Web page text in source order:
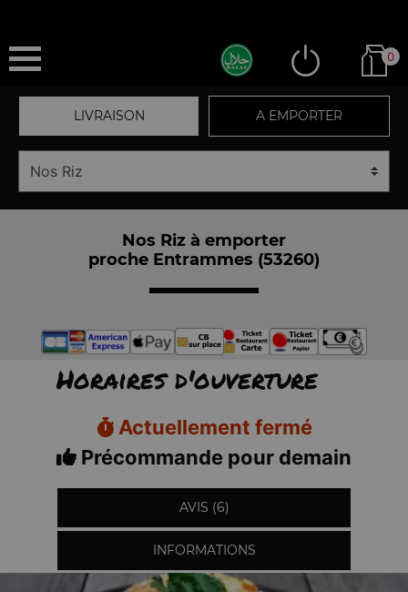
0
LIVRAISON A EMPORTER
Nos Riz à emporter
proche Entrammes (53260)
Horaires d'ouverture
Actuellement fermé
Précommande pour demain
AVIS (6)
INFORMATIONS